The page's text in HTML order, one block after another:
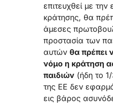
επιτευχθεί με
κράτησης, θα
άμεσες
προστασία των
αυτών θα πρέπει
νόμο η κράτηση
παιδιών (ήδη το
της ΕΕ δεν
εις βάρος